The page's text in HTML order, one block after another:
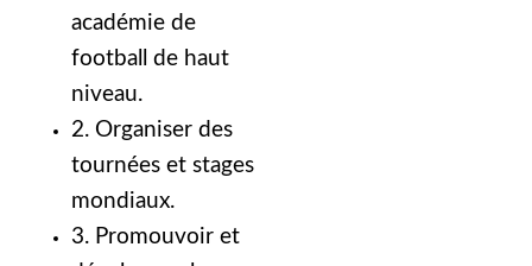
académie de
football de haut
niveau.
2. Organiser des
tournées et stages
mondiaux.
3. Promouvoir et